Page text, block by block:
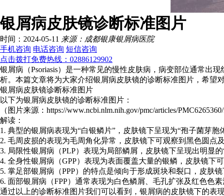
银屑病皮肤镜诊断标准图片
时间：2024-05-11 来源：成都银康银屑病医院
手机咨询 电话咨询 短信咨询
点击拨打免费热线：02886129902
银屑病（Psoriasis）是一种常见的慢性皮肤病，病变部位通常出
析。本篇文章将为大家介绍银屑病皮肤镜的诊断标准图片，希望
银屑病皮肤镜诊断标准图片
以下为银屑病皮肤镜的诊断标准图片：
（图片来源：https://www.ncbi.nlm.nih.gov/pmc/articles/PMC6265360/
解读：
1. 典型的银屑病表现为“白银鳞片”，皮肤镜下呈现为“孢子菌芽
2. 毛周皮损的表现为毛周角化异常，皮肤镜下可观察到黑色圆点
3. 局限性银屑病（PLP）表现为局部鳞屑，皮肤镜下呈现出明显
4. 全身性银屑病（GPP）表现为表面覆盖大量的银鳞，皮肤镜下
5. 掌足部银屑病（PPP）的特点是倾向于形成斑块和裂口，皮肤
6. 面部银屑病（FPP）通常表现为白色鳞屑、毛孔扩张及红色色
通过以上的诊断标准图片我们可以看到，银屑病的皮肤镜下的表